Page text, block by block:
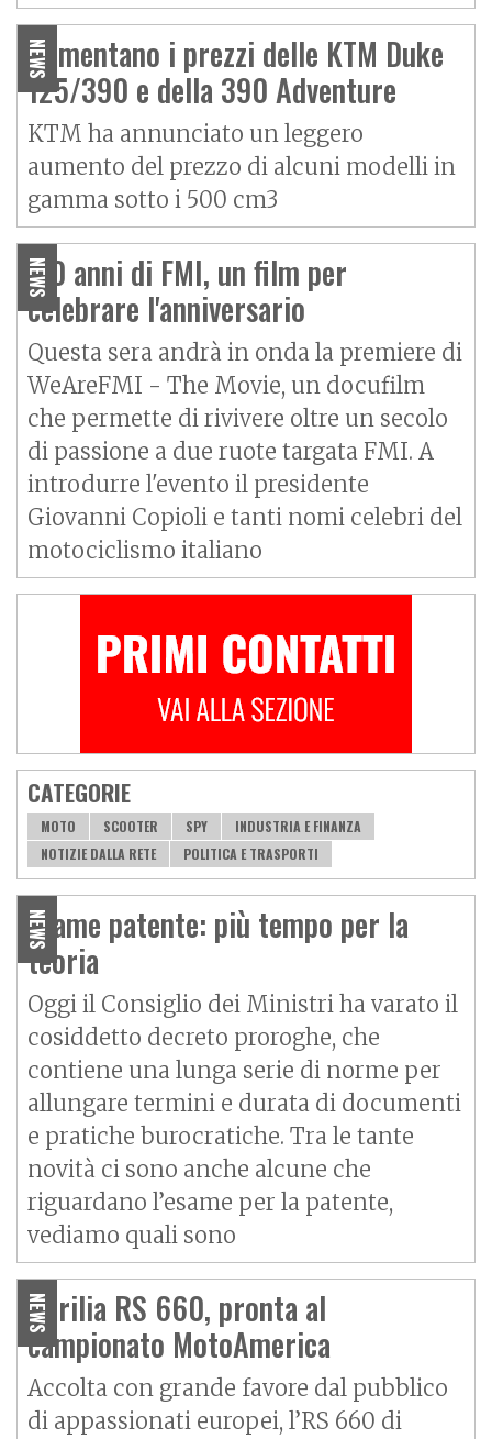
NEWS
Aumentano i prezzi delle KTM Duke
125/390 e della 390 Adventure
KTM ha annunciato un leggero
aumento del prezzo di alcuni modelli in
gamma sotto i 500 cm3
NEWS
110 anni di FMI, un film per
celebrare l'anniversario
Questa sera andrà in onda la premiere di
WeAreFMI - The Movie, un docufilm
che permette di rivivere oltre un secolo
di passione a due ruote targata FMI. A
introdurre l'evento il presidente
Giovanni Copioli e tanti nomi celebri del
motociclismo italiano
CATEGORIE
MOTO SCOOTER SPY
INDUSTRIA E FINANZA
NOTIZIE DALLA RETE
POLITICA E TRASPORTI
NEWS
Esame patente: più tempo per la
teoria
Oggi il Consiglio dei Ministri ha varato il
cosiddetto decreto proroghe, che
contiene una lunga serie di norme per
allungare termini e durata di documenti
e pratiche burocratiche. Tra le tante
novità ci sono anche alcune che
riguardano l’esame per la patente,
vediamo quali sono
NEWS
Aprilia RS 660, pronta al
campionato MotoAmerica
Accolta con grande favore dal pubblico
di appassionati europei, l’RS 660 di